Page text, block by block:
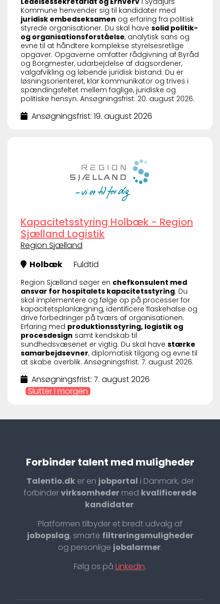
Kommune henvender sig til kandidater med
juridisk embedseksamen og erfaring fra politisk
styrede organisationer. Du skal have solid politik-
og organisationsforståelse, analytisk sans og
evne til at håndtere komplekse styrelsesretlige
opgaver. Opgaverne omfatter rådgivning af Byråd
og Borgmester, udarbejdelse af dagsordener,
valgafvikling og løbende juridisk bistand. Du er
løsningsorienteret, klar kommunikator og trives i
spændingsfeltet mellem faglige, juridiske og
politiske hensyn. Ansøgningsfrist: 20. august 2026.
Ansøgningsfrist: 19. august 2026
Kapacitetsstyring Holbæk - Region
Sjælland Logistik
Region Sjælland
Holbæk
Fuldtid
Region Sjælland søger en chefkonsulent med
ansvar for hospitalets kapacitetsstyring. Du
skal implementere og følge op på processer for
kapacitetsplanlægning, identificere flaskehalse og
drive forbedringer på tværs af organisationen.
Erfaring med produktionsstyring, logistik og
procesdesign samt kendskab til
sundhedsvæsenet er vigtig. Du skal have stærke
samarbejdsevner, diplomatisk tilgang og evne til
at skabe overblik. Ansøgningsfrist: 7. august 2026.
Ansøgningsfrist: 7. august 2026
Slutter i morgen
Forbinder talent med muligheder
Talentio.dker en jobportal i Danmark, der
forbindervirksomheder med kvalificerede
kandidater.
Platformen tilbyder et bredt udvalg af
jobopslag, smarte filtreringsmuligheder
og personlige jobalarmer.
Følg os på LinkedIn.